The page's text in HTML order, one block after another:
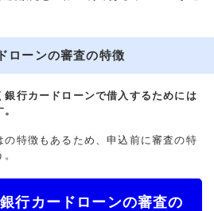
ローンの審査の特徴
銀行カードローンで借入するためには
特徴もあるため、申込前に審査の特
行カードローンの審査の